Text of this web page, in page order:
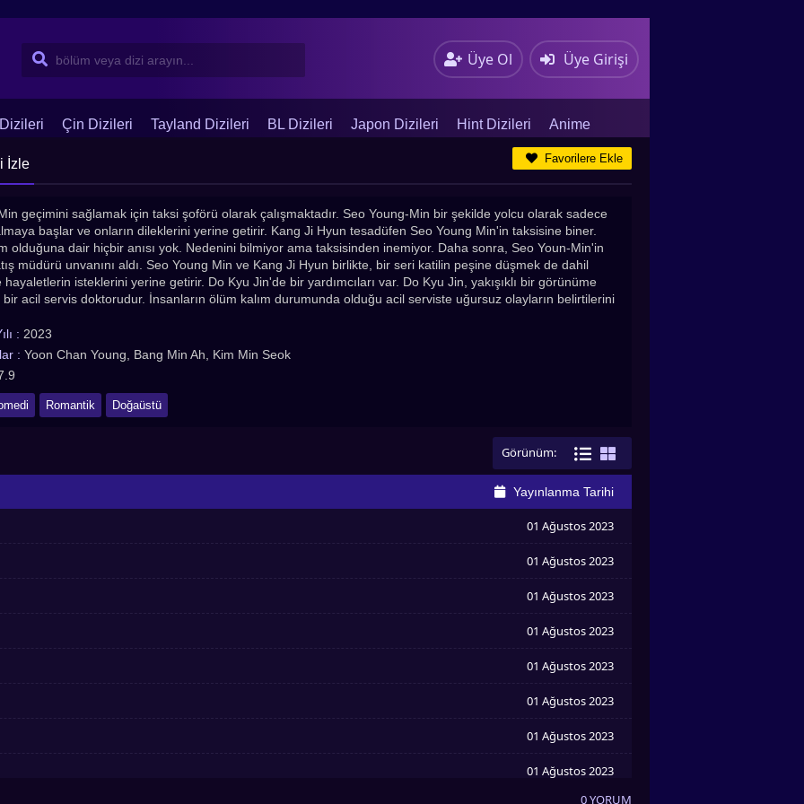
Üye Ol Üye Girişi
Çin Dizileri Tayland Dizileri BL Dizileri Japon Dizileri Hint Dizileri Anime
İzle Favorilere Ekle
geçimini sağlamak için taksi şoförü olarak çalışmaktadır. Seo Young-Min bir şekilde yolcu olarak sadece
başlar ve onların dileklerini yerine getirir. Kang Ji Hyun tesadüfen Seo Young Min'in taksisine biner.
olduğuna dair hiçbir anısı yok. Nedenini bilmiyor ama taksisinden inemiyor. Daha sonra, Seo Youn-Min'in
müdürü unvanını aldı. Seo Young Min ve Kang Ji Hyun birlikte, bir seri katilin peşine düşmek de dahil
isteklerini yerine getirir. Do Kyu Jin'de bir yardımcıları var. Do Kyu Jin, yakışıklı bir görünüme
acil servis doktorudur. İnsanların ölüm kalım durumunda olduğu acil serviste uğursuz olayların belirtilerini
: 2023
: Yoon Chan Young, Bang Min Ah, Kim Min Seok
Romantik Doğaüstü
Görünüm:
Yayınlanma Tarihi
01 Ağustos 2023
01 Ağustos 2023
01 Ağustos 2023
01 Ağustos 2023
01 Ağustos 2023
01 Ağustos 2023
01 Ağustos 2023
01 Ağustos 2023
0 YORUM